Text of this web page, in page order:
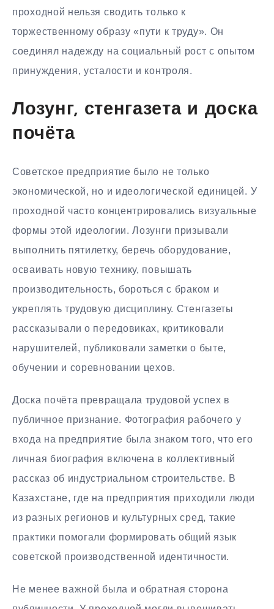
проходной нельзя сводить только к
торжественному образу «пути к труду». Он
соединял надежду на социальный рост с опытом
принуждения, усталости и контроля.
Лозунг, стенгазета и доска
почёта
Советское предприятие было не только
экономической, но и идеологической единицей. У
проходной часто концентрировались визуальные
формы этой идеологии. Лозунги призывали
выполнить пятилетку, беречь оборудование,
осваивать новую технику, повышать
производительность, бороться с браком и
укреплять трудовую дисциплину. Стенгазеты
рассказывали о передовиках, критиковали
нарушителей, публиковали заметки о быте,
обучении и соревновании цехов.
Доска почёта превращала трудовой успех в
публичное признание. Фотография рабочего у
входа на предприятие была знаком того, что его
личная биография включена в коллективный
рассказ об индустриальном строительстве. В
Казахстане, где на предприятия приходили люди
из разных регионов и культурных сред, такие
практики помогали формировать общий язык
советской производственной идентичности.
Не менее важной была и обратная сторона